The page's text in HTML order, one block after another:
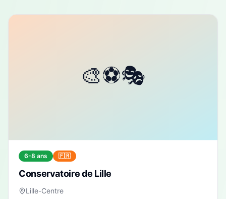
6-8 ans 🇫🇷
Conservatoire de Lille
Lille-Centre